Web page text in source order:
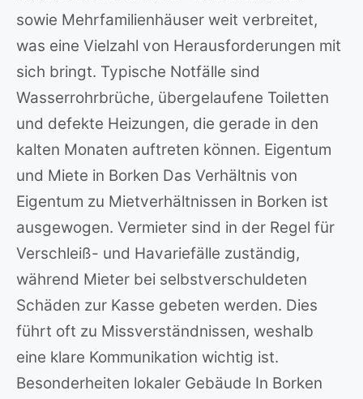
sowie Mehrfamilienhäuser weit verbreitet,
was eine Vielzahl von Herausforderungen mit
sich bringt. Typische Notfälle sind
Wasserrohrbrüche, übergelaufene Toiletten
und defekte Heizungen, die gerade in den
kalten Monaten auftreten können. Eigentum
und Miete in Borken Das Verhältnis von
Eigentum zu Mietverhältnissen in Borken ist
ausgewogen. Vermieter sind in der Regel für
Verschleiß- und Havariefälle zuständig,
während Mieter bei selbstverschuldeten
Schäden zur Kasse gebeten werden. Dies
führt oft zu Missverständnissen, weshalb
eine klare Kommunikation wichtig ist.
Besonderheiten lokaler Gebäude In Borken